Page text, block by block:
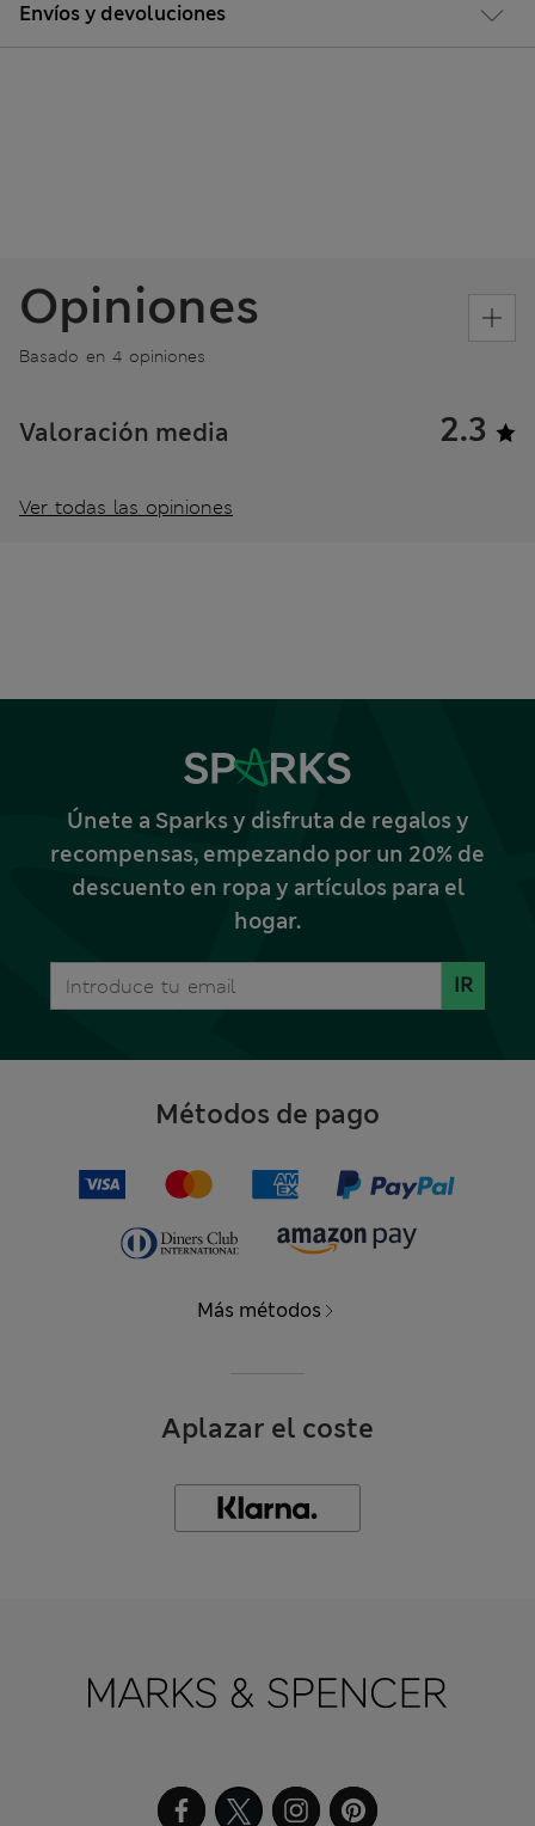
Envíos y devoluciones
Opiniones
Basado en 4 opiniones
Valoración media 2.3
Ver todas las opiniones
Únete a Sparks y disfruta de regalos y
recompensas, empezando por un 20% de
descuento en ropa y artículos para el
hogar.
IR
Métodos de pago
Más métodos
Aplazar el coste